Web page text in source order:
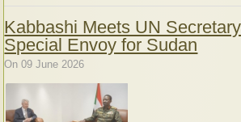
Kabbashi Meets UN
Special Envoy for Sudan
On 09 June 2026